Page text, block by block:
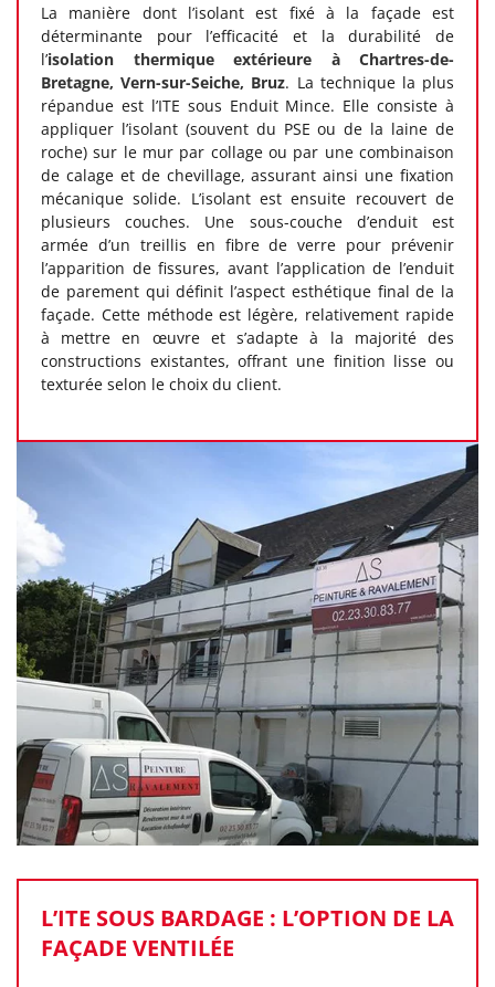
La manière dont l’isolant est fixé à la façade est
déterminante pour l’efficacité et la durabilité de
l’isolation thermique extérieure à Chartres-de-
Bretagne, Vern-sur-Seiche, Bruz. La technique la plus
répandue est l’ITE sous Enduit Mince. Elle consiste à
appliquer l’isolant (souvent du PSE ou de la laine de
roche) sur le mur par collage ou par une combinaison
de calage et de chevillage, assurant ainsi une fixation
mécanique solide. L’isolant est ensuite recouvert de
plusieurs couches. Une sous-couche d’enduit est
armée d’un treillis en fibre de verre pour prévenir
l’apparition de fissures, avant l’application de l’enduit
de parement qui définit l’aspect esthétique final de la
façade. Cette méthode est légère, relativement rapide
à mettre en œuvre et s’adapte à la majorité des
constructions existantes, offrant une finition lisse ou
texturée selon le choix du client.
L’ITE SOUS BARDAGE : L’OPTION DE LA
FAÇADE VENTILÉE